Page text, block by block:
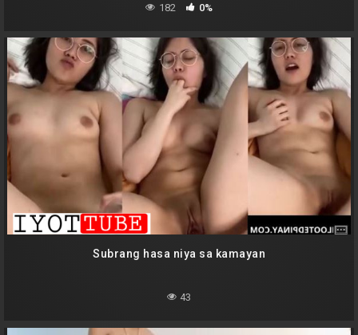
182 0%
Subrang hasa niya sa kamayan
43